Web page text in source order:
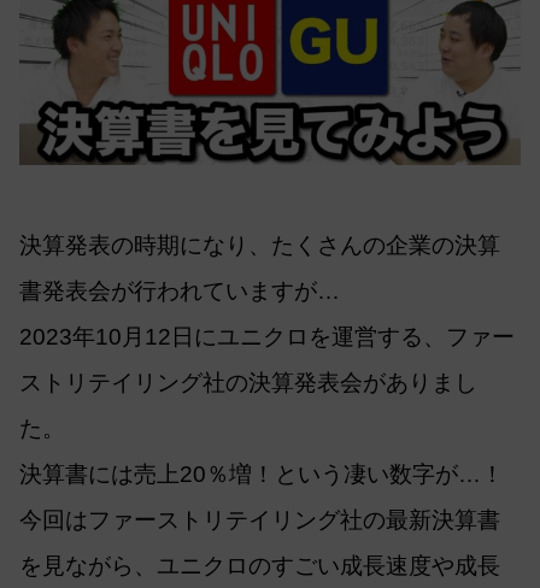
決算発表の時期になり、たくさんの企業の決算
書発表会が行われていますが…
2023年10月12日にユニクロを運営する、ファー
ストリテイリング社の決算発表会がありまし
た。
決算書には売上20％増！という凄い数字が…！
今回はファーストリテイリング社の最新決算書
を見ながら、ユニクロのすごい成長速度や成長